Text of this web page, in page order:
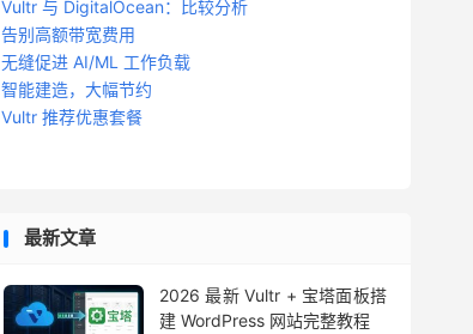
Vultr 与 DigitalOcean：比较分析
告别高额带宽费用
无缝促进 AI/ML 工作负载
智能建造，大幅节约
Vultr 推荐优惠套餐
最新文章
2026 最新 Vultr + 宝塔面板搭
建 WordPress 网站完整教程